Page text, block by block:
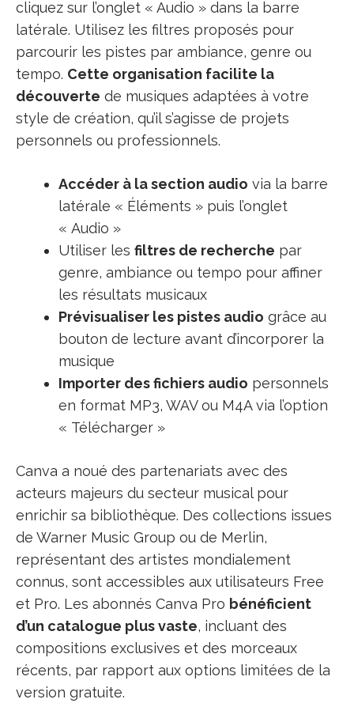
cliquez sur l’onglet « Audio » dans la barre
latérale. Utilisez les filtres proposés pour
parcourir les pistes par ambiance, genre ou
tempo. Cette organisation facilite la
découverte de musiques adaptées à votre
style de création, qu’il s’agisse de projets
personnels ou professionnels.
Accéder à la section audio via la barre
latérale « Éléments » puis l’onglet
« Audio »
Utiliser les filtres de recherche par
genre, ambiance ou tempo pour affiner
les résultats musicaux
Prévisualiser les pistes audio grâce au
bouton de lecture avant d’incorporer la
musique
Importer des fichiers audio personnels
en format MP3, WAV ou M4A via l’option
« Télécharger »
Canva a noué des partenariats avec des
acteurs majeurs du secteur musical pour
enrichir sa bibliothèque. Des collections issues
de Warner Music Group ou de Merlin,
représentant des artistes mondialement
connus, sont accessibles aux utilisateurs Free
et Pro. Les abonnés Canva Pro bénéficient
d’un catalogue plus vaste, incluant des
compositions exclusives et des morceaux
récents, par rapport aux options limitées de la
version gratuite.